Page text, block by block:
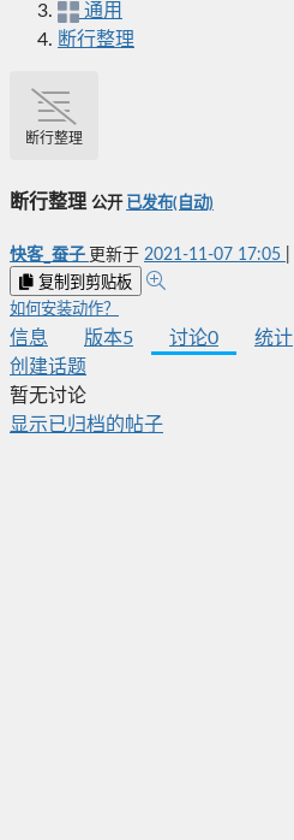
通用
断行整理
断行整理
断行整理 公开 已发布(自动)
快客_蚕子 更新于 2021-11-07 17:05
复制到剪贴板
如何安装动作？
信息 版本5 讨论0 统计
创建话题
暂无讨论
显示已归档的帖子